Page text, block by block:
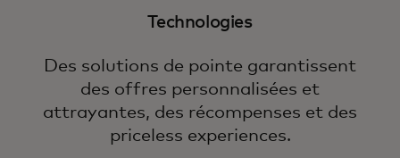
Technologies
Des solutions de pointe garantissent
des offres personnalisées et
attrayantes, des récompenses et des
priceless experiences.